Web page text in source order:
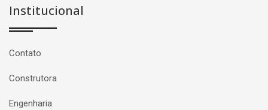
Institucional
Contato
Construtora
Engenharia